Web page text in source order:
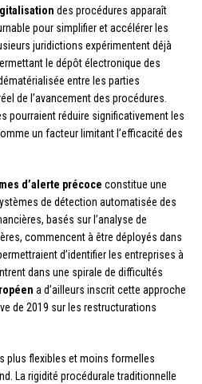
des procédures apparaît
pour simplifier et accélérer les
juridictions expérimentent déjà
le dépôt électronique des
entre les parties
de l’avancement des procédures.
pourraient réduire significativement les
un facteur limitant l’efficacité des
d’alerte précoce constitue une
de détection automatisée des
basés sur l’analyse de
commencent à être déployés dans
d’identifier les entreprises à
dans une spirale de difficultés
a d’ailleurs inscrit cette approche
de 2019 sur les restructurations
plus flexibles et moins formelles
La rigidité procédurale traditionnelle